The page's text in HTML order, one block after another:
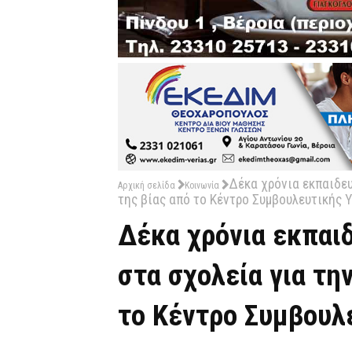
Αρχική σελίδα Κοινωνία
Δέκα χρόνια
της βίας από το Κέντρο Συμβουλευτικής
Δέκα χρόνια
στα σχολεία για
το Κέντρο